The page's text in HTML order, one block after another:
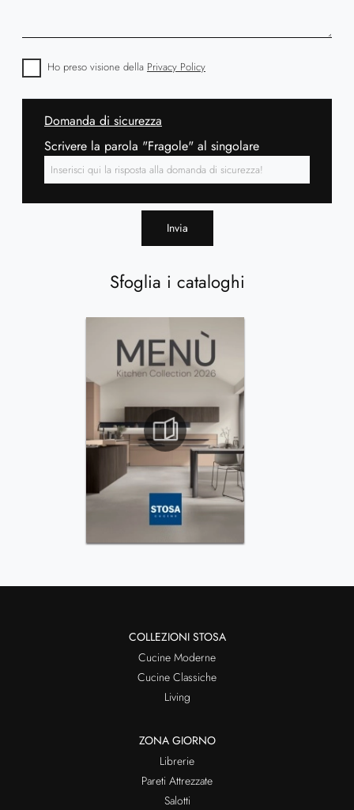
Sfoglia i cataloghi
Ho preso visione della Privacy Policy
Domanda di sicurezza
Scrivere la parola "Fragole" al singolare
Invia
COLLEZIONI STOSA
Cucine Moderne
Cucine Classiche
Living
ZONA GIORNO
Librerie
Pareti Attrezzate
Salotti